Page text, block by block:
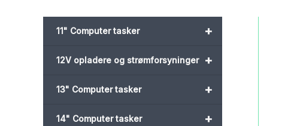
+
11" Computer tasker
+
12V opladere og strømforsyninger
+
13" Computer tasker
+
14" Computer tasker